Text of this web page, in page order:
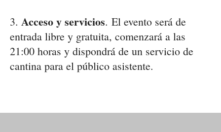
3. Acceso y servicios. El evento será de
entrada libre y gratuita, comenzará a las
21:00 horas y dispondrá de un servicio de
cantina para el público asistente.